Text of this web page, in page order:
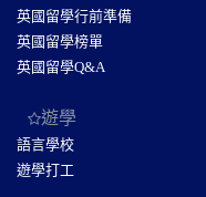
英國留學行前準備
英國留學榜單
英國留學Q&A
遊學
語言學校
遊學打工